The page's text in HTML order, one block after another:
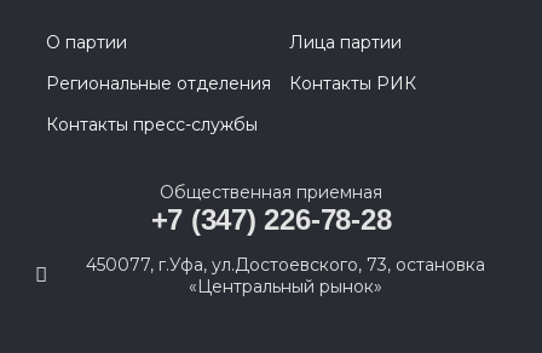
О партии
Лица партии
Региональные отделения
Контакты РИК
Контакты пресс-службы
Общественная приемная
+7 (347) 226-78-28
450077, г.Уфа, ул.Достоевского, 73, остановка
«Центральный рынок»